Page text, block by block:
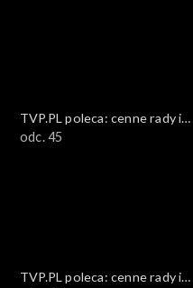
TVP.PL poleca: cenne rady i
ciekawostki
odc. 45
TVP.PL poleca: cenne rady i